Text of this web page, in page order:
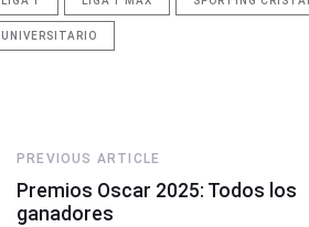
UNIVERSITARIO
Previous
Article
PREVIOUS ARTICLE
Premios Oscar 2025: Todos los
ganadores